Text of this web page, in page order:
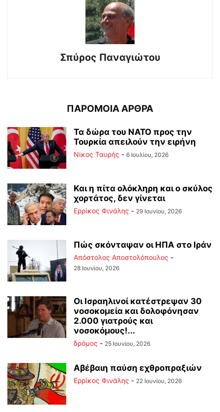
Σπύρος Παναγιώτου
ΠΑΡΟΜΟΙΑ ΑΡΘΡΑ
Τα δώρα του ΝΑΤΟ προς την
Τουρκία απειλούν την ειρήνη
Νίκος Ταυρής - 6 Ιουλίου, 2026
Και η πίτα ολόκληρη και ο σκύλος
χορτάτος, δεν γίνεται
Ερρίκος Φινάλης - 29 Ιουνίου, 2026
Πώς σκόνταψαν οι ΗΠΑ στο Ιράν
Απόστολος Αποστολόπουλος -
28 Ιουνίου, 2026
Οι Ισραηλινοί κατέστρεψαν 30
νοσοκομεία και δολοφόνησαν
2.000 γιατρούς και
νοσοκόμους!...
δρόμος - 25 Ιουνίου, 2026
Αβέβαιη παύση εχθροπραξιών
Ερρίκος Φινάλης - 22 Ιουνίου, 2026